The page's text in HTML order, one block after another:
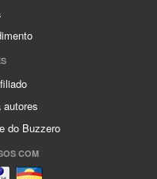
autores
do Buzzero
COM